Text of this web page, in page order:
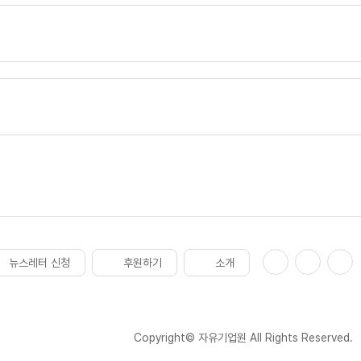
뉴스레터 신청 후원하기 소개
Copyright© 자유기업원 All Rights Reserved.